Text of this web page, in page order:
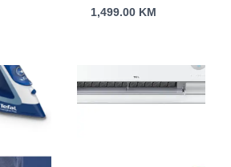
1,499.00 KM